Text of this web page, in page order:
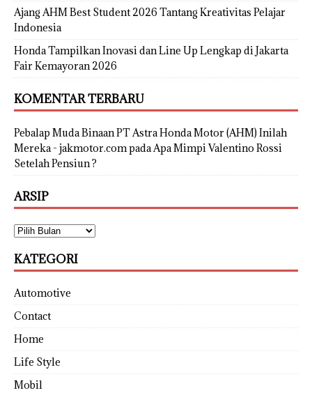
Ajang AHM Best Student 2026 Tantang Kreativitas Pelajar
Indonesia
Honda Tampilkan Inovasi dan Line Up Lengkap di Jakarta
Fair Kemayoran 2026
KOMENTAR TERBARU
Pebalap Muda Binaan PT Astra Honda Motor (AHM) Inilah
Mereka - jakmotor.compada Apa Mimpi Valentino Rossi
Setelah Pensiun ?
ARSIP
KATEGORI
Automotive
Contact
Home
Life Style
Mobil